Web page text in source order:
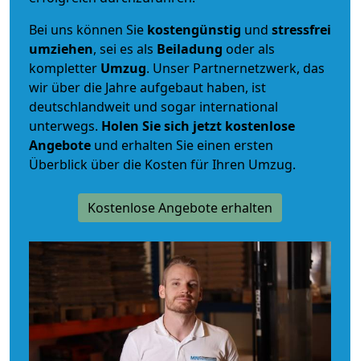
Bei uns können Sie kostengünstig und stressfrei
umziehen, sei es als Beiladung oder als
kompletter Umzug. Unser Partnernetzwerk, das
wir über die Jahre aufgebaut haben, ist
deutschlandweit und sogar international
unterwegs. Holen Sie sich jetzt kostenlose
Angebote und erhalten Sie einen ersten
Überblick über die Kosten für Ihren Umzug.
Kostenlose Angebote erhalten